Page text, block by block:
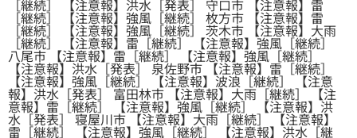
［継続］ 【注意報】洪水［発表］ 守口市 【注意報】雷
［継続］ 【注意報】強風［継続］ 枚方市 【注意報】雷
［継続］ 【注意報】強風［継続］ 茨木市 【注意報】大雨
［継続］ 【注意報】雷［継続］ 【注意報】強風［継続］
八尾市 【注意報】雷［継続］ 【注意報】強風［継続］
【注意報】洪水［発表］ 泉佐野市 【注意報】雷［継続］
【注意報】強風［継続］ 【注意報】波浪［継続］ 【注意
報】洪水［発表］ 富田林市 【注意報】大雨［継続］ 【注
意報】雷［継続］ 【注意報】強風［継続］ 【注意報】洪
水［発表］ 寝屋川市 【注意報】大雨［継続］ 【注意報】
雷［継続］ 【注意報】強風［継続］ 【注意報】洪水［継